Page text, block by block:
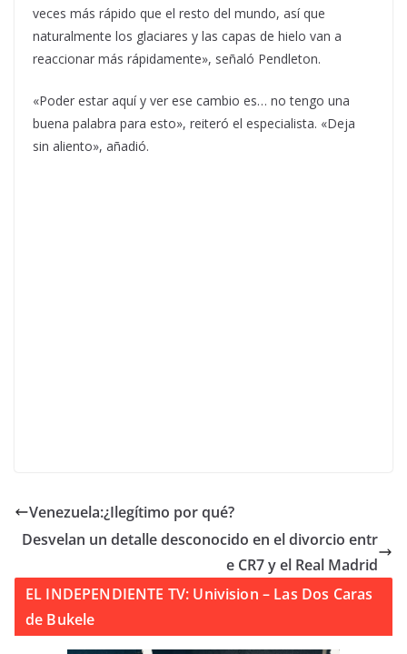
veces más rápido que el resto del mundo, así que
naturalmente los glaciares y las capas de hielo van a
reaccionar más rápidamente», señaló Pendleton.
«Poder estar aquí y ver ese cambio es… no tengo una
buena palabra para esto», reiteró el especialista. «Deja
sin aliento», añadió.
Venezuela:¿Ilegítimo por qué?
Desvelan un detalle desconocido en el divorcio entr
e CR7 y el Real Madrid
EL INDEPENDIENTE TV: Univision – Las Dos Caras
de Bukele